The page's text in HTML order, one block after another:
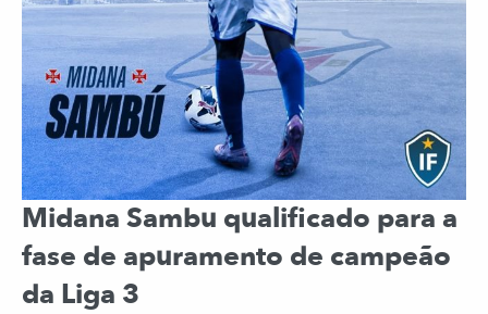
Midana Sambu qualificado para a
fase de apuramento de campeão
da Liga 3